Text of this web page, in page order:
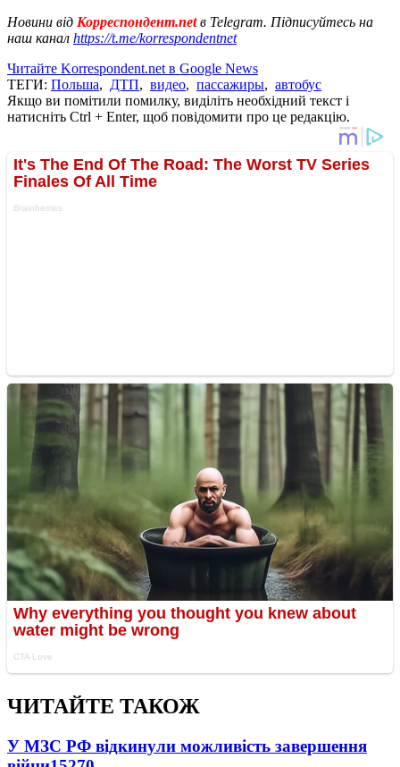
Новини від Корреспондент.netв Telegram. Підписуйтесь на
наш канал https://t.me/korrespondentnet
Читайте Korrespondent.net в Google News
ТЕГИ: Польша, ДТП, видео, пассажиры, автобус
Якщо ви помітили помилку, виділіть необхідний текст і
натисніть Ctrl + Enter, щоб повідомити про це редакцію.
ЧИТАЙТЕ ТАКОЖ
У МЗС РФ відкинули можливість завершення